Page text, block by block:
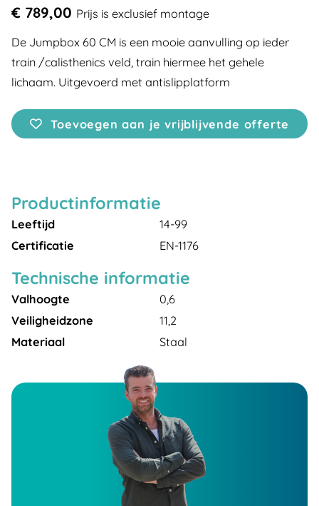
€ 789,00 Prijs is exclusief montage
De Jumpbox 60 CM is een mooie aanvulling op ieder
train /calisthenics veld, train hiermee het gehele
lichaam. Uitgevoerd met antislipplatform
Toevoegen aan je vrijblijvende offerte
Productinformatie
Leeftijd
14-99
Certificatie
EN-1176
Technische informatie
Valhoogte
0,6
Veiligheidzone
11,2
Materiaal
Staal